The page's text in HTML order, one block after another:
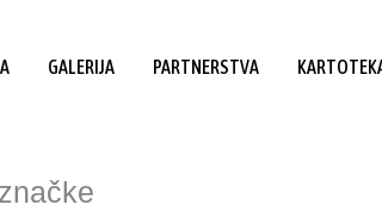
GALERIJA PARTNERSTVA